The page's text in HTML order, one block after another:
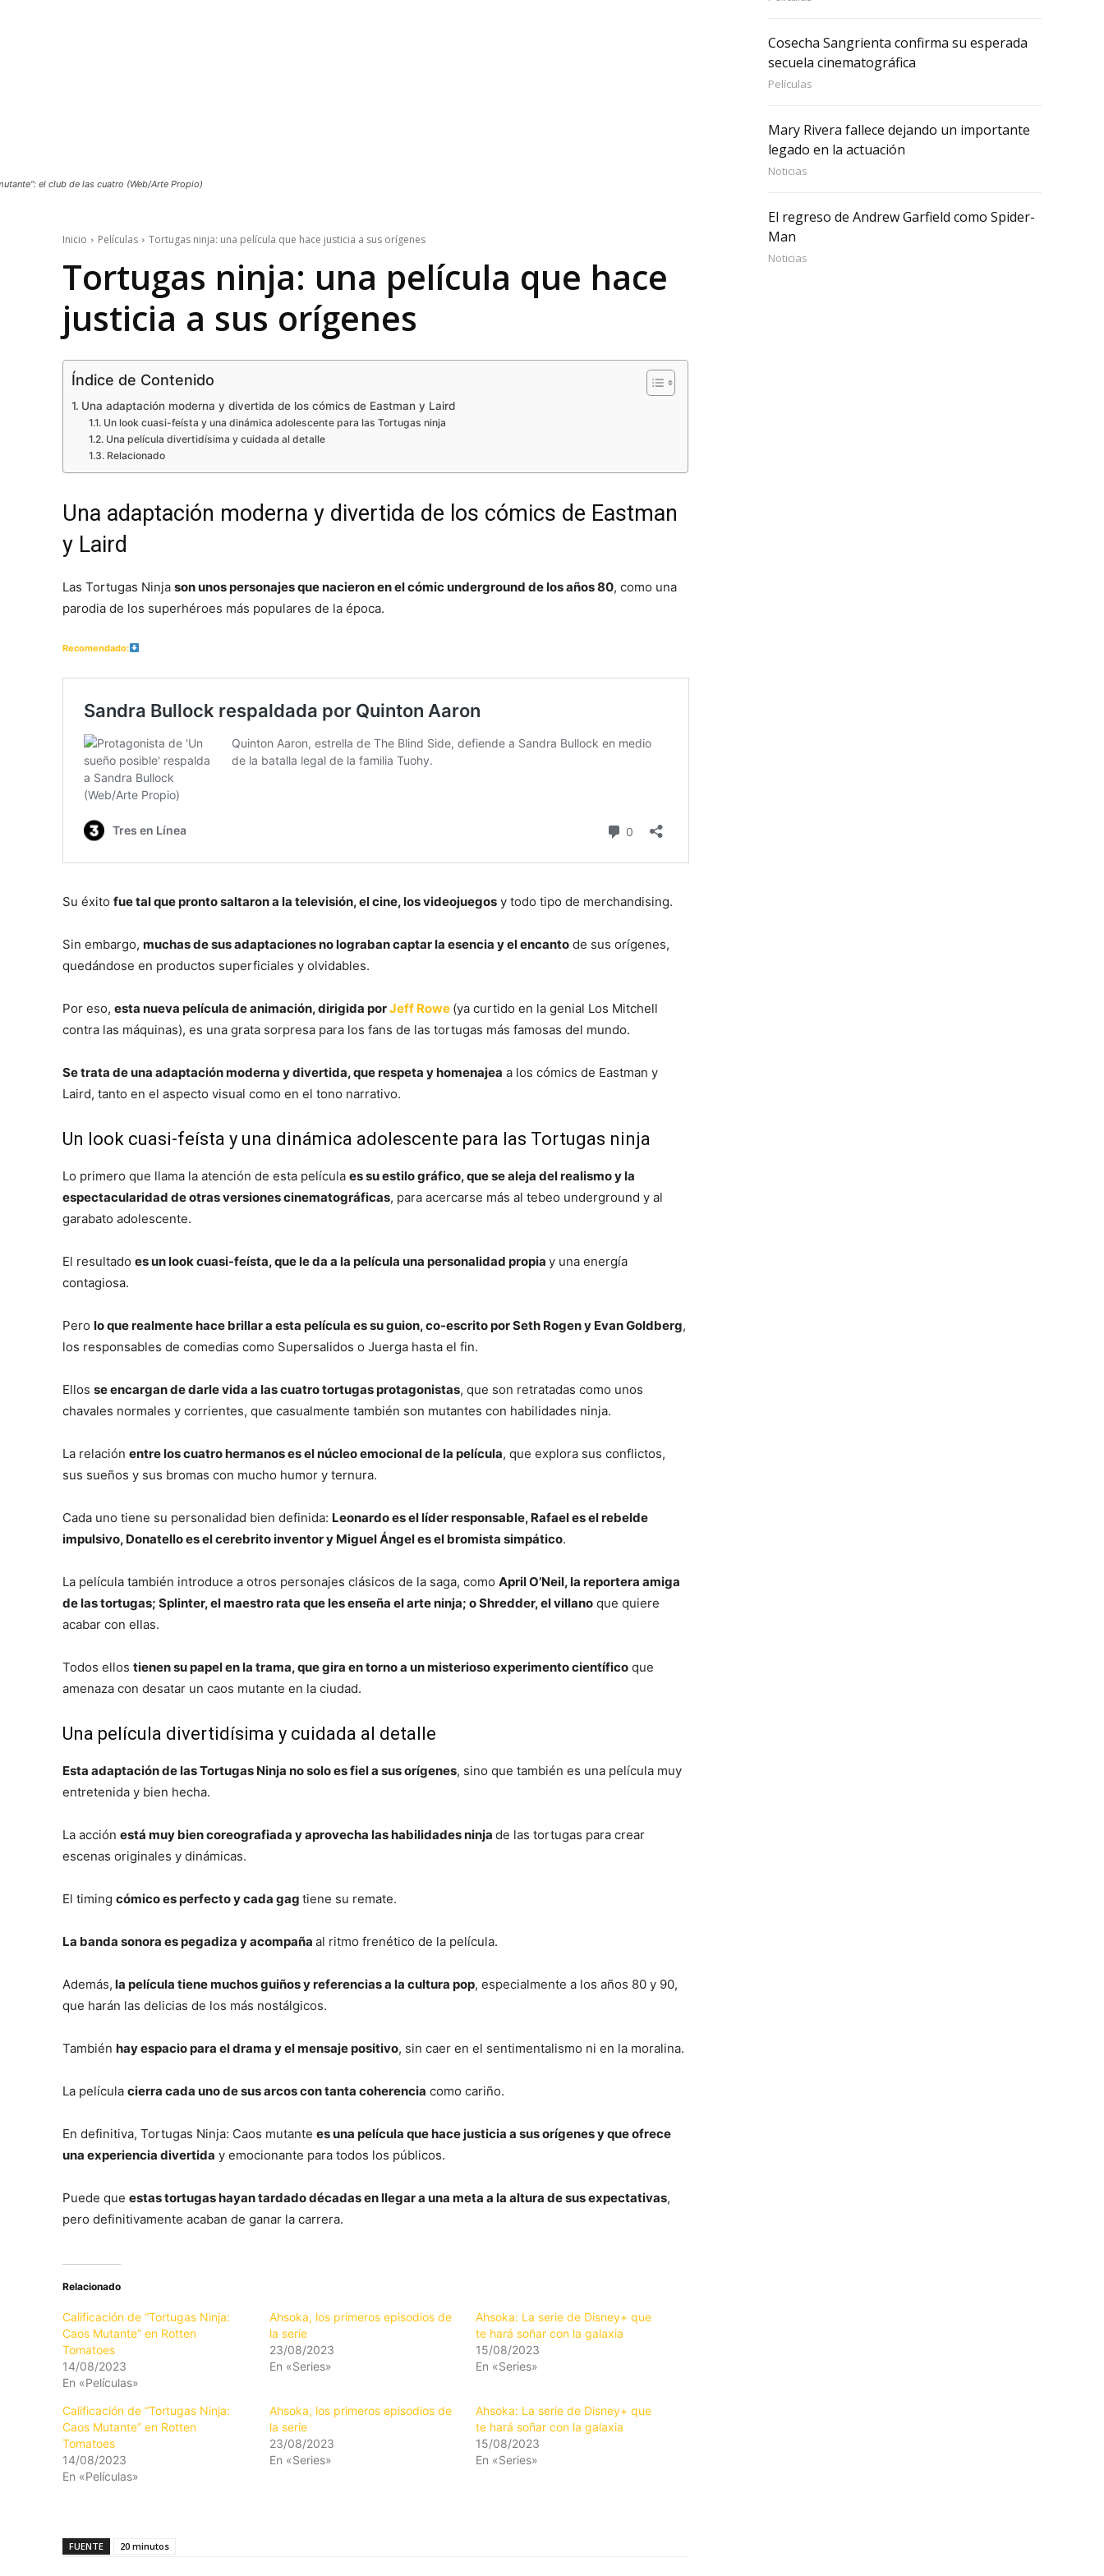
el club de las cuatro (Web/Arte Propio)
Inicio Películas Tortugas ninja: una película que hace justicia a sus orígenes
Tortugas ninja: una película que hace
justicia a sus orígenes
Índice de Contenido
Una adaptación moderna y divertida de los cómics de Eastman y Laird
Un look cuasi-feísta y una dinámica adolescente para las Tortugas ninja
Una película divertidísima y cuidada al detalle
Relacionado
Una adaptación moderna y divertida de los cómics de Eastman
y Laird
Las Tortugas Ninja son unos personajes que nacieron en el cómic underground de los años 80, como una
parodia de los superhéroes más populares de la época.
Recomendado:
Su éxito fue tal que pronto saltaron a la televisión, el cine, los videojuegos y todo tipo de merchandising.
Sin embargo, muchas de sus adaptaciones no lograban captar la esencia y el encanto de sus orígenes,
quedándose en productos superficiales y olvidables.
Por eso, esta nueva película de animación, dirigida porJeff Rowe (ya curtido en la genial Los Mitchell
contra las máquinas), es una grata sorpresa para los fans de las tortugas más famosas del mundo.
Se trata de una adaptación moderna y divertida, que respeta y homenajea a los cómics de Eastman y
Laird, tanto en el aspecto visual como en el tono narrativo.
Un look cuasi-feísta y una dinámica adolescente para las Tortugas ninja
Lo primero que llama la atención de esta película es su estilo gráfico, que se aleja del realismo y la
espectacularidad de otras versiones cinematográficas, para acercarse más al tebeo underground y al
garabato adolescente.
El resultado es un look cuasi-feísta, que le da a la película una personalidad propia y una energía
contagiosa.
Pero lo que realmente hace brillar a esta película es su guion, co-escrito por Seth Rogen y Evan Goldberg,
los responsables de comedias como Supersalidos o Juerga hasta el fin.
Ellos se encargan de darle vida a las cuatro tortugas protagonistas, que son retratadas como unos
chavales normales y corrientes, que casualmente también son mutantes con habilidades ninja.
La relación entre los cuatro hermanos es el núcleo emocional de la película, que explora sus conflictos,
sus sueños y sus bromas con mucho humor y ternura.
Cada uno tiene su personalidad bien definida: Leonardo es el líder responsable, Rafael es el rebelde
impulsivo, Donatello es el cerebrito inventor y Miguel Ángel es el bromista simpático.
La película también introduce a otros personajes clásicos de la saga, como April O’Neil, la reportera amiga
de las tortugas; Splinter, el maestro rata que les enseña el arte ninja; o Shredder, el villano que quiere
acabar con ellas.
Todos ellos tienen su papel en la trama, que gira en torno a un misterioso experimento científico que
amenaza con desatar un caos mutante en la ciudad.
Una película divertidísima y cuidada al detalle
Esta adaptación de las Tortugas Ninja no solo es fiel a sus orígenes, sino que también es una película muy
entretenida y bien hecha.
La acción está muy bien coreografiada y aprovecha las habilidades ninja de las tortugas para crear
escenas originales y dinámicas.
El timing cómico es perfecto y cada gag tiene su remate.
La banda sonora es pegadiza y acompaña al ritmo frenético de la película.
Además, la película tiene muchos guiños y referencias a la cultura pop, especialmente a los años 80 y 90,
que harán las delicias de los más nostálgicos.
También hay espacio para el drama y el mensaje positivo, sin caer en el sentimentalismo ni en la moralina.
La película cierra cada uno de sus arcos con tanta coherencia como cariño.
En definitiva, Tortugas Ninja: Caos mutante es una película que hace justicia a sus orígenes y que ofrece
una experiencia divertida y emocionante para todos los públicos.
Puede que estas tortugas hayan tardado décadas en llegar a una meta a la altura de sus expectativas,
pero definitivamente acaban de ganar la carrera.
Relacionado
Calificación de “Tortugas Ninja:
Caos Mutante” en Rotten
Tomatoes
14/08/2023
En «Películas»
Ahsoka, los primeros episodios de
la serie
23/08/2023
En «Series»
Ahsoka: La serie de Disney+ que
te hará soñar con la galaxia
15/08/2023
En «Series»
Calificación de “Tortugas Ninja:
Caos Mutante” en Rotten
Tomatoes
14/08/2023
En «Películas»
Ahsoka, los primeros episodios de
la serie
23/08/2023
En «Series»
Ahsoka: La serie de Disney+ que
te hará soñar con la galaxia
15/08/2023
En «Series»
FUENTE 20 minutos
Cosecha Sangrienta confirma su esperada
secuela cinematográfica
Películas
Mary Rivera fallece dejando un importante
legado en la actuación
Noticias
El regreso de Andrew Garfield como Spider-
Man
Noticias